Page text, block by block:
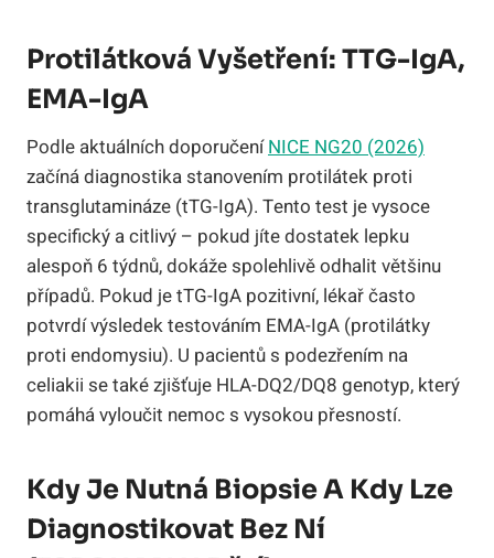
Protilátková Vyšetření: TTG-IgA,
EMA-IgA
Podle aktuálních doporučeníNICE NG20 (2026)
začíná diagnostika stanovením protilátek proti
transglutamináze (tTG-IgA). Tento test je vysoce
specifický a citlivý – pokud jíte dostatek lepku
alespoň 6 týdnů, dokáže spolehlivě odhalit většinu
případů. Pokud je tTG-IgA pozitivní, lékař často
potvrdí výsledek testováním EMA-IgA (protilátky
proti endomysiu). U pacientů s podezřením na
celiakii se také zjišťuje HLA-DQ2/DQ8 genotyp, který
pomáhá vyloučit nemoc s vysokou přesností.
Kdy Je Nutná Biopsie A Kdy Lze
Diagnostikovat Bez Ní